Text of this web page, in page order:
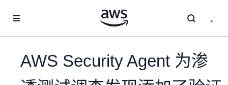
AWS Security Agent 为渗